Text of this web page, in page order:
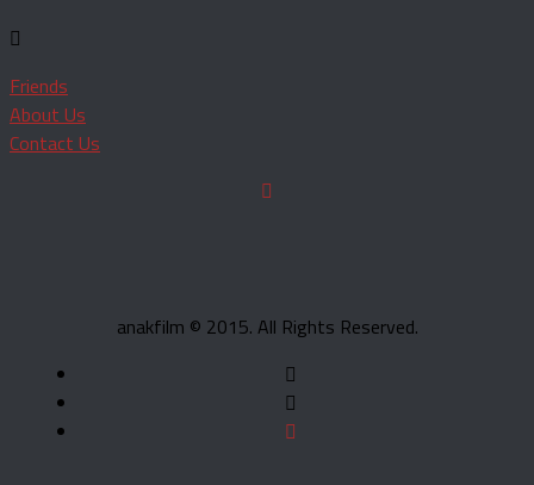
Friends
About Us
Contact Us
anakfilm © 2015. All Rights Reserved.